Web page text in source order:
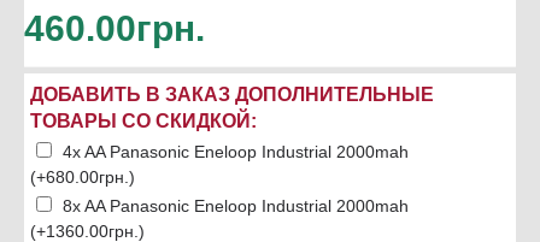
460.00грн.
ДОБАВИТЬ В ЗАКАЗ ДОПОЛНИТЕЛЬНЫЕ
ТОВАРЫ СО СКИДКОЙ:
4x AA Panasonic Eneloop Industrial 2000mah
(+680.00грн.)
8x AA Panasonic Eneloop Industrial 2000mah
(+1360.00грн.)